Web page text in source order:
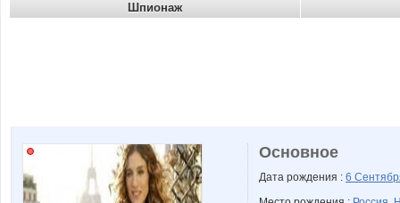
Шпионаж
Основное
Дата рождения : 6